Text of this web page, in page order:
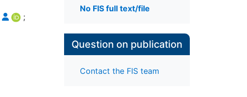
;
No FIS full text/file
Question on publication
Contact the FIS team